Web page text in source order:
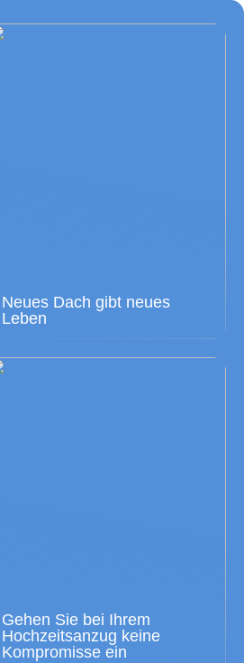
Neues Dach gibt neues
Leben
Gehen Sie bei Ihrem
Hochzeitsanzug keine
Kompromisse ein